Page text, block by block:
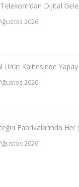
Dijital
2026
Ürün Kalitesinde
2026
Fabrikalarında
2026